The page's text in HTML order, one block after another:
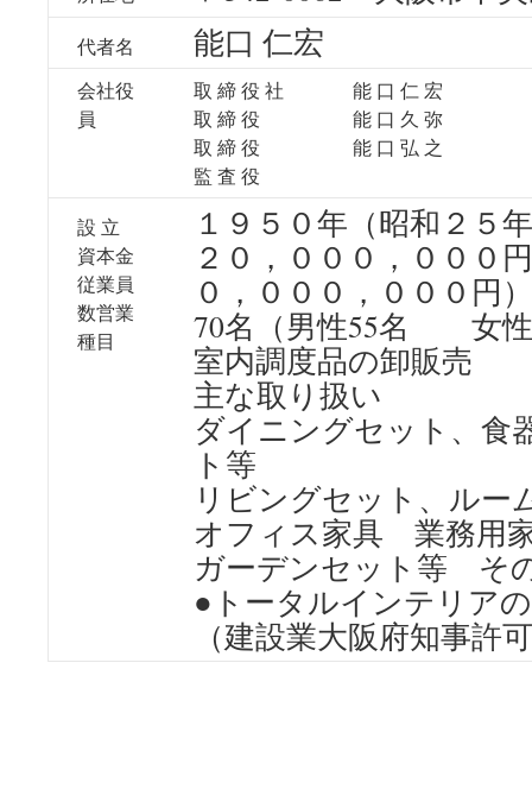
ス
キ
代者名 能口 仁宏
会社役
員
取 締 役 社
取 締 役
取 締 役
監 査 役
能 口 仁 宏
能 口 久 弥
能 口 弘 之
設 立
資本金
従業員
数営業
種目
１９５０年（昭和２５
２０，０００，０００
０，０００，０００円）
70名（男性55名 女性
室内調度品の卸販売
主な取り扱い
ダイニングセット、食
ト等
リビングセット、ルー
オフィス家具 業務用
ガーデンセット等 そ
●トータルインテリア
（建設業大阪府知事許